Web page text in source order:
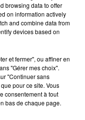
browsing data to offer
on information actively
and combine data from
devices based on
et fermer", ou affiner en
"Gérer mes choix".
"Continuer sans
pour ce site. Vous
consentement à tout
bas de chaque page.